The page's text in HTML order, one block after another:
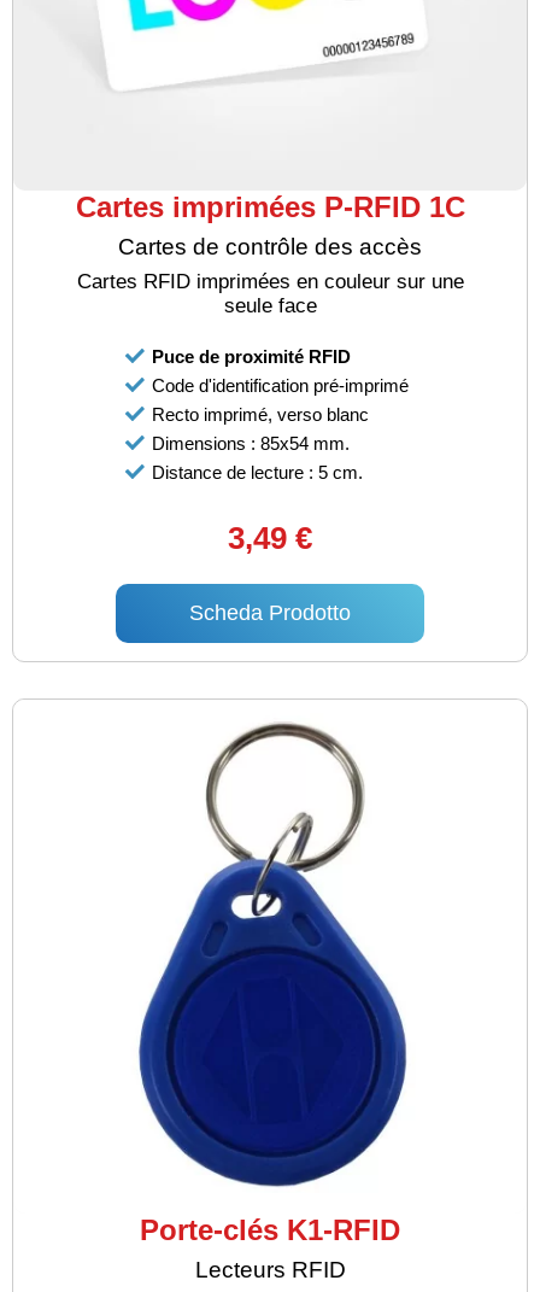
Cartes imprimées P-RFID 1C
Cartes de contrôle des accès
Cartes RFID imprimées en couleur sur une
seule face
Puce de proximité RFID
Code d'identification pré-imprimé
Recto imprimé, verso blanc
Dimensions : 85x54 mm.
Distance de lecture : 5 cm.
3,49 €
Scheda Prodotto
Porte-clés K1-RFID
Lecteurs RFID